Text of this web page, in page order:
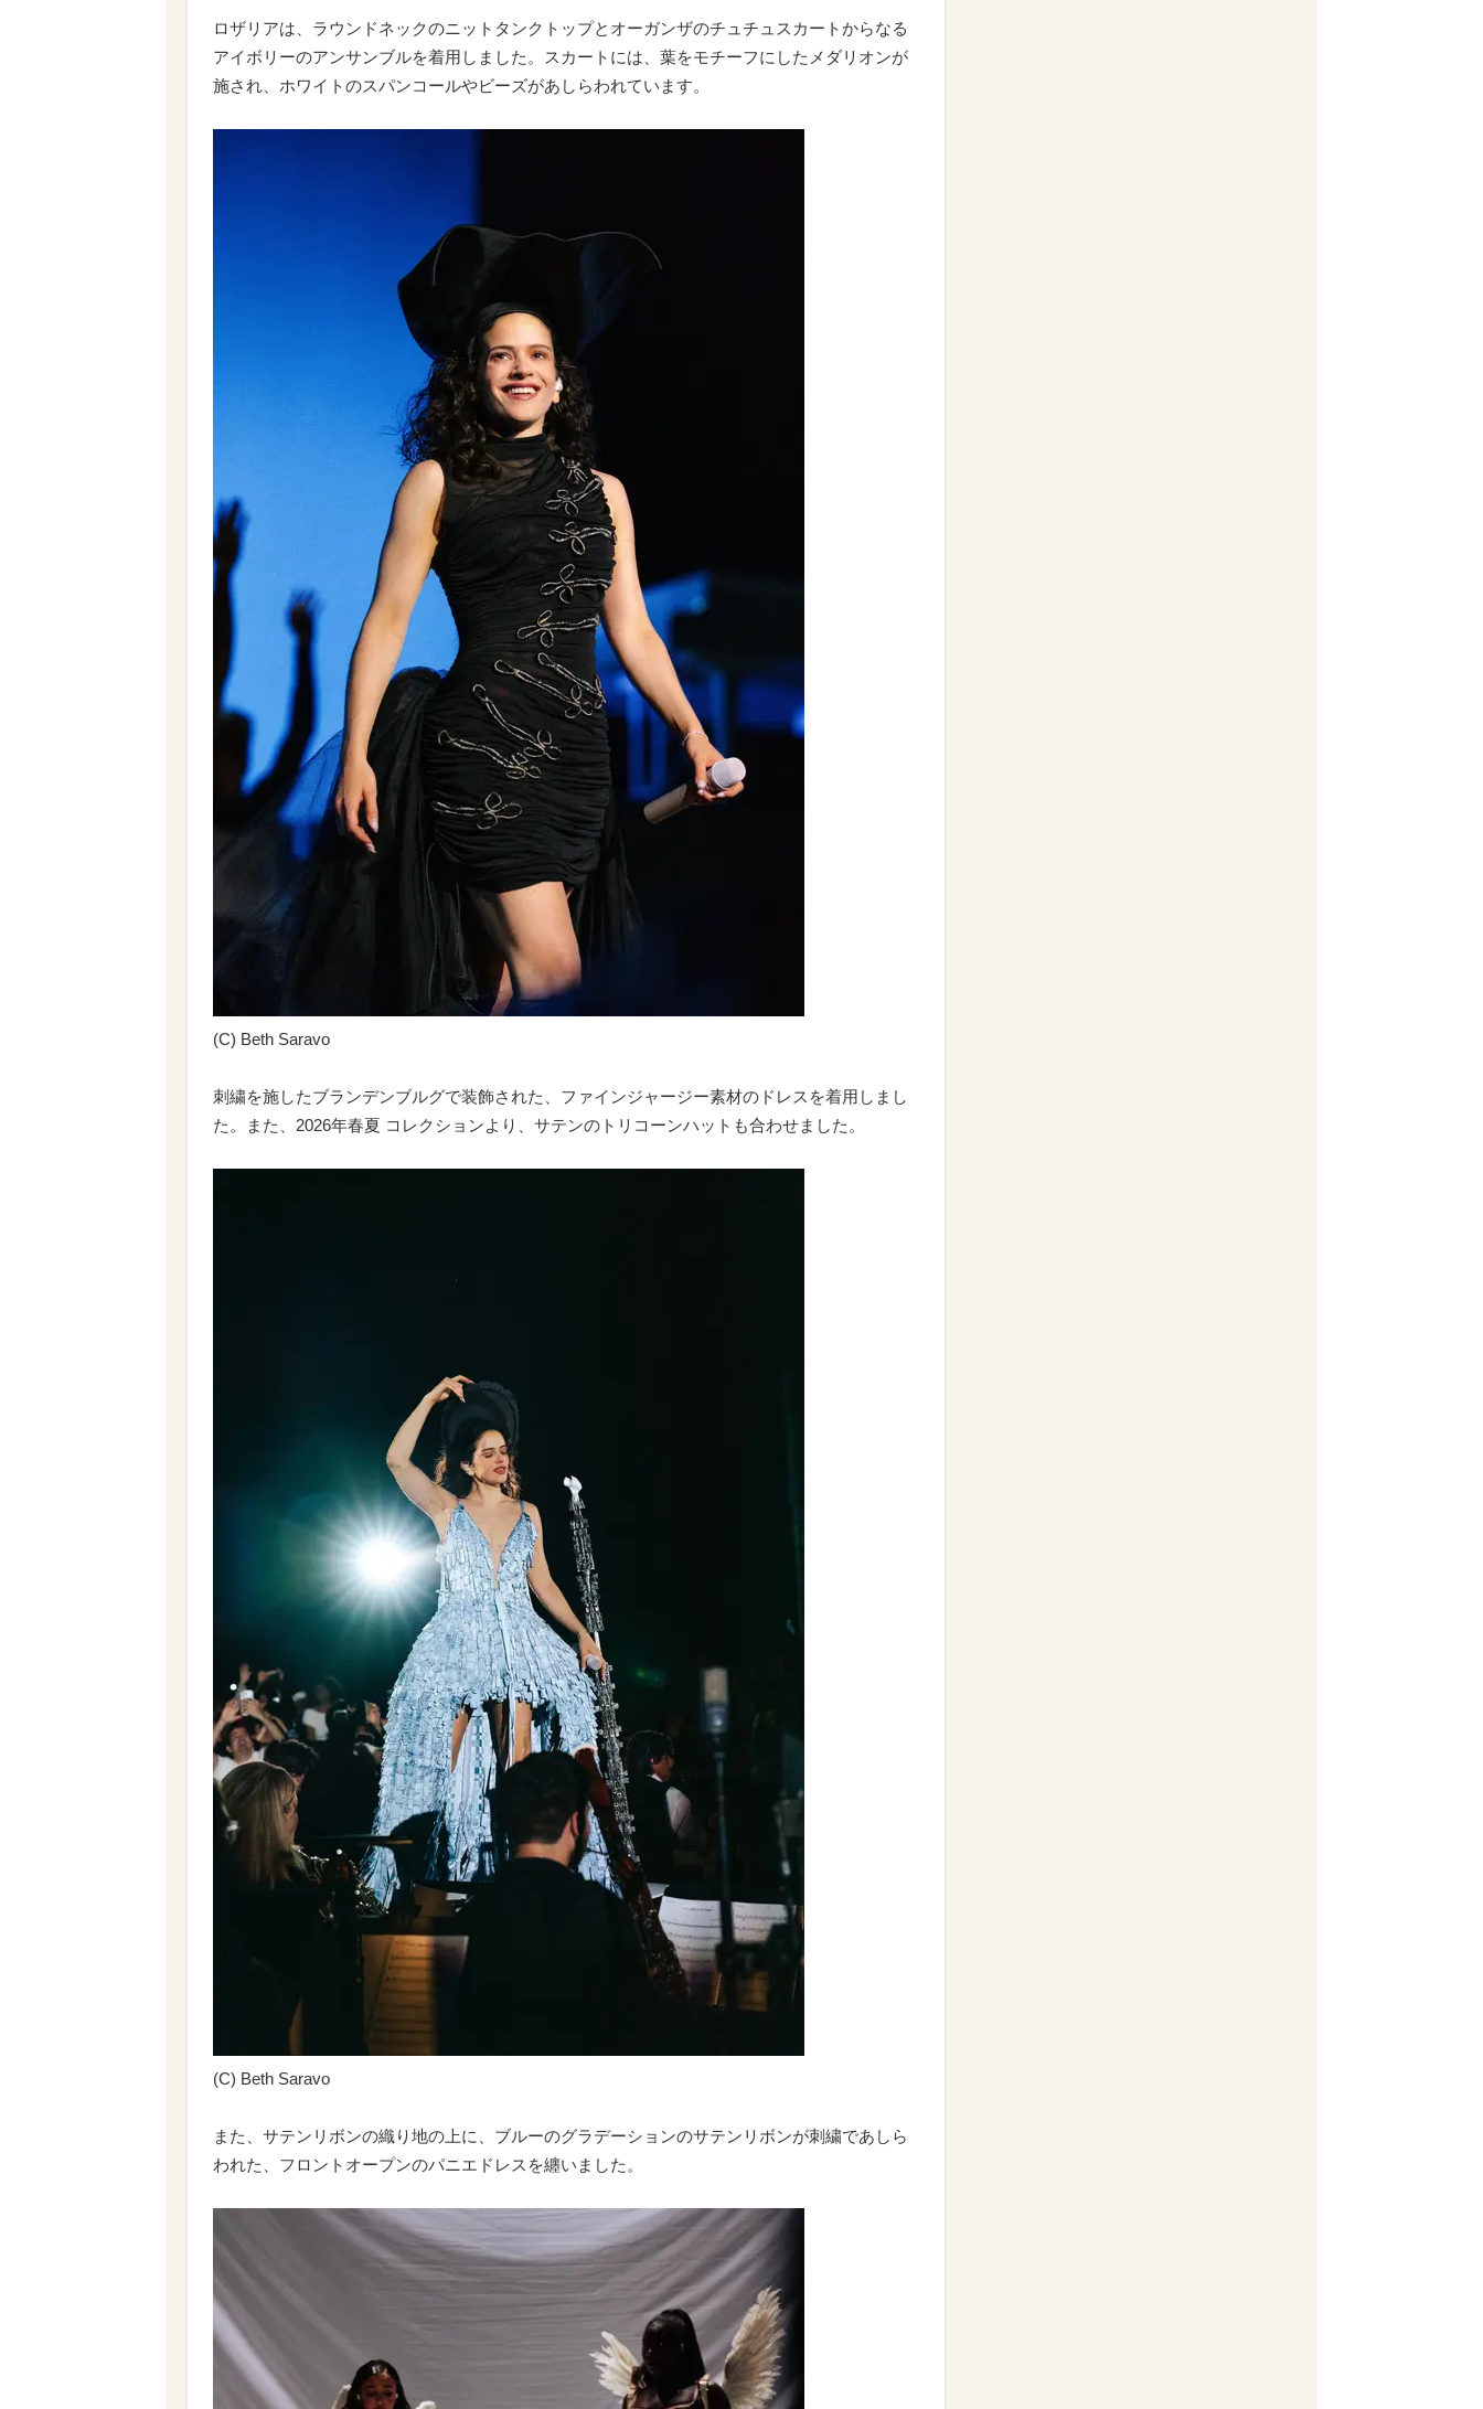
ロザリアは、ラウンドネックのニットタンクトップとオーガンザのチュチュスカートからなる
アイボリーのアンサンブルを着用しました。スカートには、葉をモチーフにしたメダリオンが
施され、ホワイトのスパンコールやビーズがあしらわれています。
(C) Beth Saravo
刺繍を施したブランデンブルグで装飾された、ファインジャージー素材のドレスを着用しまし
た。また、2026年春夏 コレクションより、サテンのトリコーンハットも合わせました。
(C) Beth Saravo
また、サテンリボンの織り地の上に、ブルーのグラデーションのサテンリボンが刺繍であしら
われた、フロントオープンのパニエドレスを纏いました。